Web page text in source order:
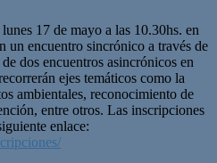
17 de mayo a las 10.30hs. en
un encuentro sincrónico a través de
dos encuentros asincrónicos en
ejes temáticos como la
ambientales, reconocimiento de
entre otros. Las inscripciones
enlace: